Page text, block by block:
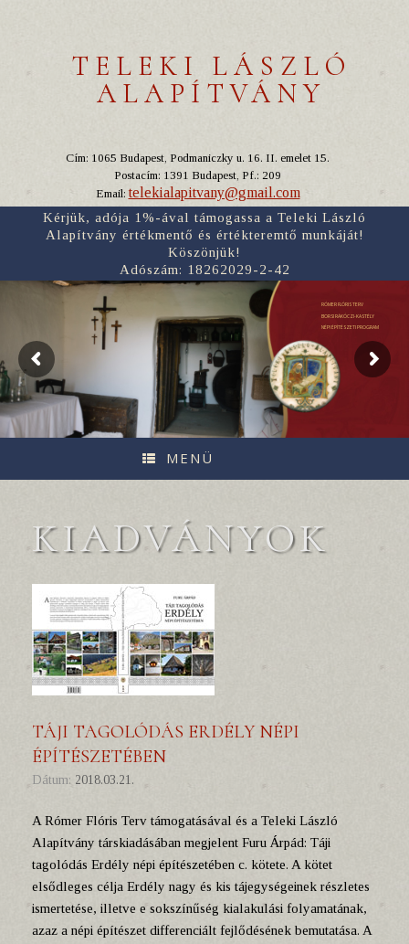
TELEKI LÁSZLÓ
ALAPÍTVÁNY
Cím: 1065 Budapest, Podmaniczky u. 16. II. emelet 15.
Postacím: 1391 Budapest, Pf.: 209
Email:telekialapitvany@gmail.com
Kérjük, adója 1%-ával támogassa a Teleki László
Alapítvány értékmentő és értékteremtő munkáját!
Köszönjük!
Adószám: 18262029-2-42
RÓMER FLÓRIS TERV
BORSI RÁKÓCZI-KASTÉLY
NÉPI ÉPÍTÉSZETI PROGRAM
MENÜ
KIADVÁNYOK
TÁJI TAGOLÓDÁS ERDÉLY NÉPI
ÉPÍTÉSZETÉBEN
Dátum: 2018.03.21.
A Rómer Flóris Terv támogatásával és a Teleki László
Alapítvány társkiadásában megjelent Furu Árpád: Táji
tagolódás Erdély népi építészetében c. kötete. A kötet
elsődleges célja Erdély nagy és kis tájegységeinek részletes
ismertetése, illetve e sokszínűség kialakulási folyamatának,
azaz a népi építészet differenciált fejlődésének bemutatása. A